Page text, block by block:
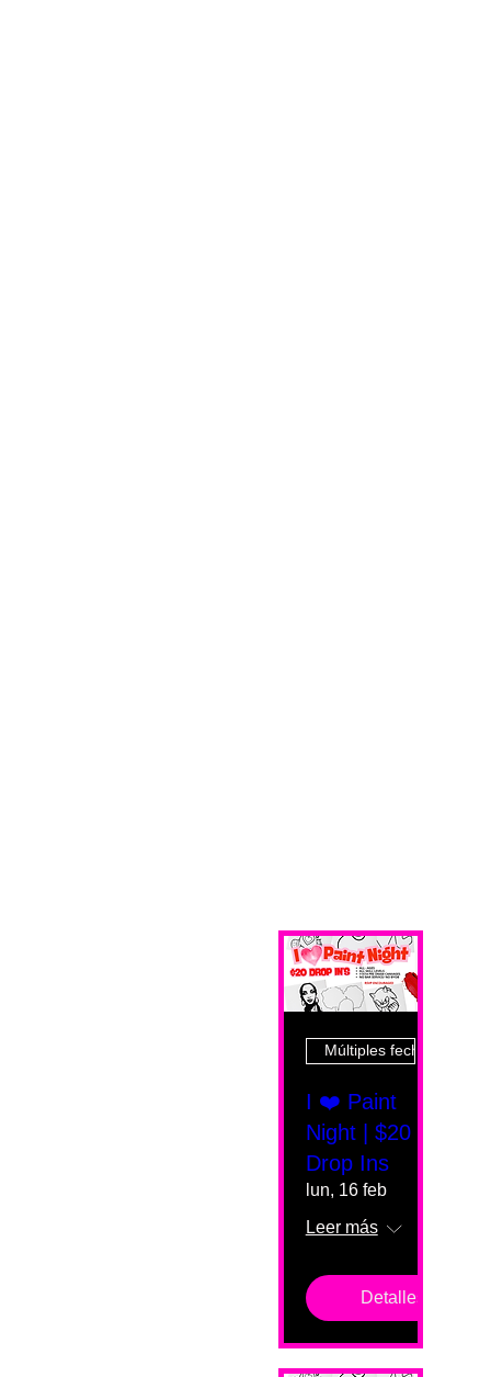
Múltiples fechas
I ❤️ Paint
Night | $20
Drop Ins
lun, 16 feb
Leer más
Detalles